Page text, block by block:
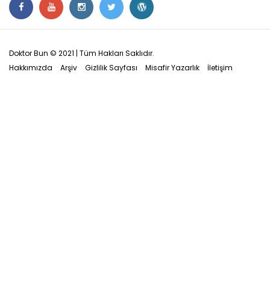
Doktor Bun © 2021 | Tüm Hakları Saklıdır.
Hakkımızda
Arşiv Gizlilik Sayfası Misafir Yazarlık İletişim